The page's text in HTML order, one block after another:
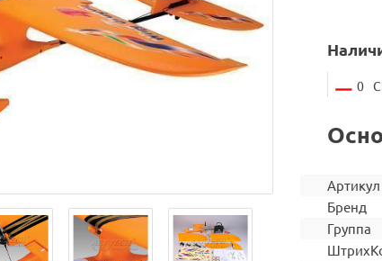
0
Артикул
Бренд
Группа